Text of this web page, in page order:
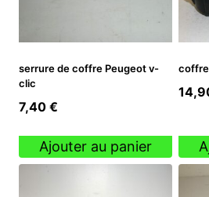
serrure de coffre Peugeot v-
clic
7,40 €
Ajouter au panier
coffre